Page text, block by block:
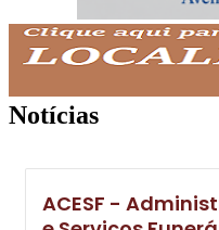
Notícias